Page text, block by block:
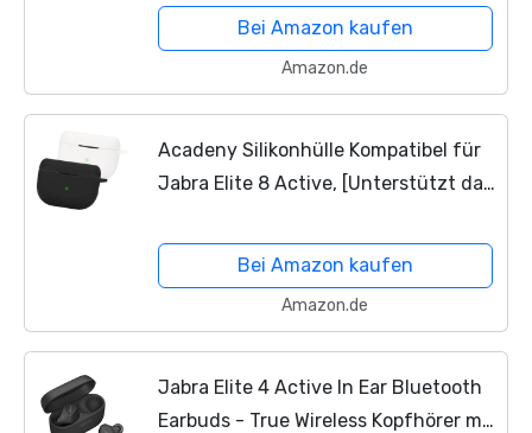
integrierten Mikrofonen,
ergonomischer Passform, 6-mm-
Lautsprecher...
Bei Amazon kaufen
Amazon.de
Acadeny Silikonhülle Kompatibel für
Jabra Elite 8 Active, [Unterstützt das
Schutzhülle] 2X Black White
Bei Amazon kaufen
Amazon.de
Jabra Elite 4 Active In Ear Bluetooth
Earbuds - True Wireless Kopfhörer mit